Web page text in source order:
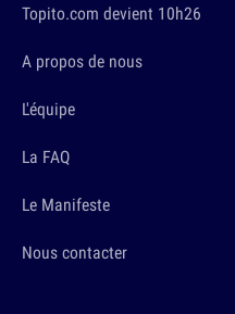
Topito.com devient 10h26
A propos de nous
L'équipe
La FAQ
Le Manifeste
Nous contacter